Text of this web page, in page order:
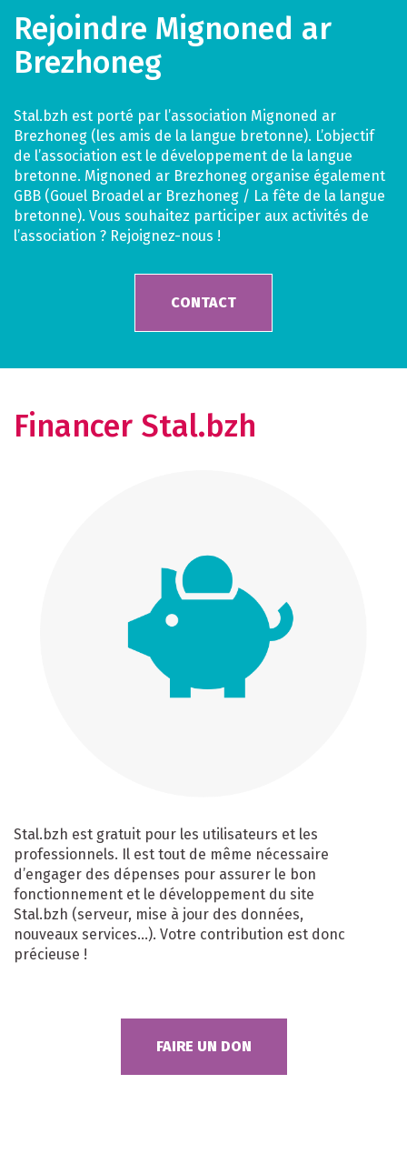
Rejoindre Mignoned ar
Brezhoneg
Stal.bzh est porté par l’association Mignoned ar
Brezhoneg (les amis de la langue bretonne). L’objectif
de l’association est le développement de la langue
bretonne. Mignoned ar Brezhoneg organise également
GBB (Gouel Broadel ar Brezhoneg / La fête de la langue
bretonne). Vous souhaitez participer aux activités de
l’association ? Rejoignez-nous !
CONTACT
Financer Stal.bzh
Stal.bzh est gratuit pour les utilisateurs et les
professionnels. Il est tout de même nécessaire
d’engager des dépenses pour assurer le bon
fonctionnement et le développement du site
Stal.bzh (serveur, mise à jour des données,
nouveaux services…). Votre contribution est donc
précieuse !
FAIRE UN DON